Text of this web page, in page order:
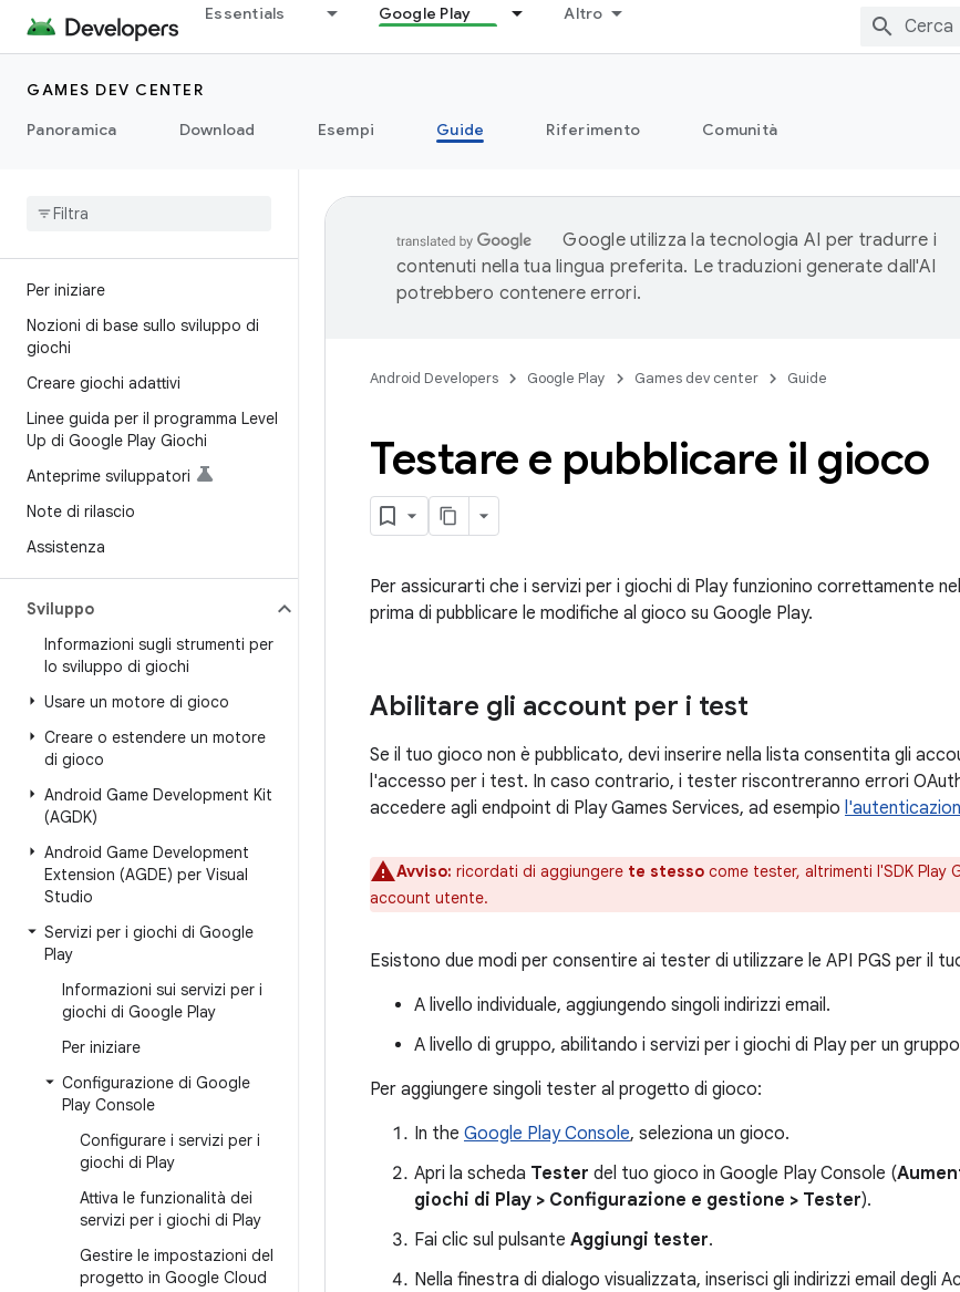
Essentials Google Play Altro
GAMES DEV CENTER
Panoramica
Download Esempi Guide Riferimento Comunità
Per iniziare
Nozioni di base sullo sviluppo di
giochi
Creare giochi adattivi
Linee guida per il programma Level
Up di Google Play Giochi
Anteprime sviluppatori
Note di rilascio
Assistenza
Sviluppo
Informazioni sugli strumenti per
lo sviluppo di giochi
Usare un motore di gioco
Creare o estendere un motore
di gioco
Android Game Development Kit
(AGDK)
Android Game Development
Extension (AGDE) per Visual
Studio
Servizi per i giochi di Google
Play
Informazioni sui servizi per i
giochi di Google Play
Per iniziare
Configurazione di Google
Play Console
Configurare i servizi per i
giochi di Play
Attiva le funzionalità dei
servizi per i giochi di Play
Gestire le impostazioni del
progetto in Google Cloud
Google utilizza la tecnologia AI per tradurre i
contenuti nella tua lingua preferita. Le traduzioni generate dall'AI
potrebbero contenere errori.
Android Developers Google Play Games dev center Guide
Testare e pubblicare il gioco
Per assicurarti che i servizi per i giochi di Play funzionino correttamente
prima di pubblicare le modifiche al gioco su Google Play.
Abilitare gli account per i test
Se il tuo gioco non è pubblicato, devi inserire nella lista consentita gli
l'accesso per i test. In caso contrario, i tester riscontreranno errori
accedere agli endpoint di Play Games Services, ad esempio
Avviso: ricordati di aggiungere te stesso come tester, altrimenti l'SDK Play
account utente.
Esistono due modi per consentire ai tester di utilizzare le API PGS per il
A livello individuale, aggiungendo singoli indirizzi email.
A livello di gruppo, abilitando i servizi per i giochi di Play per un
Per aggiungere singoli tester al progetto di gioco:
In the Google Play Console, seleziona un gioco.
Apri la scheda Tester del tuo gioco in Google Play Console (
giochi di Play > Configurazione e gestione > Tester).
Fai clic sul pulsante Aggiungi tester.
Nella finestra di dialogo visualizzata, inserisci gli indirizzi email degli